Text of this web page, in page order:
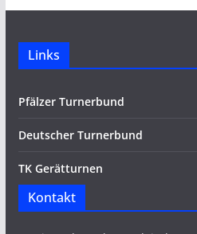
Links
Pfälzer Turnerbund
Deutscher Turnerbund
TK Gerätturnen
Kontakt